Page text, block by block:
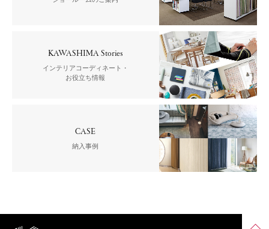
KAWASHIMA Stories
インテリアコーディネート・
お役立ち情報
CASE
納入事例